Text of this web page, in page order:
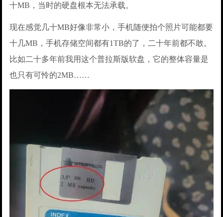
十MB，当时的硬盘根本无法承载。
现在感觉几十MB好像非常小，手机随便拍个照片可能都要
十几MB，手机存储空间都有1TB的了，二十年前都不敢。
比如二十多年前我用这个普拉斯版软盘，它的整体容量是
也只有可怜的2MB……